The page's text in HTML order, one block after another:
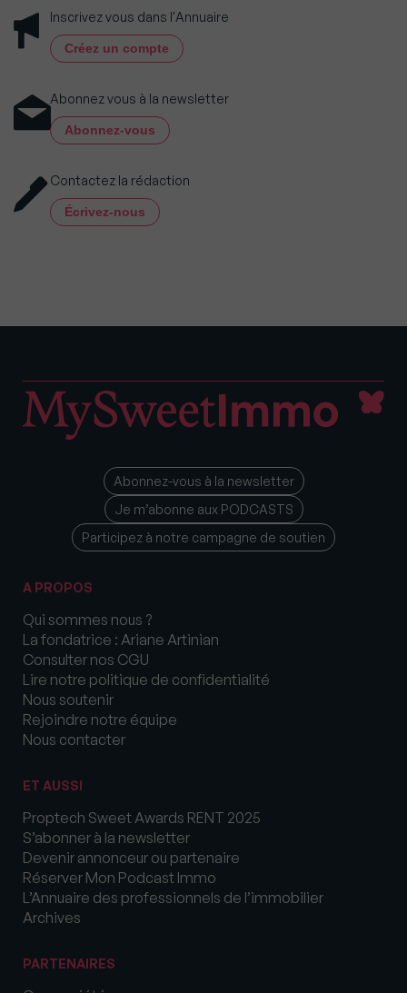
Inscrivez vous dans l'Annuaire
Créez un compte
Abonnez vous à la newsletter
Abonnez-vous
Contactez la rédaction
Écrivez-nous
Abonnez-vous à la newsletter
Je m’abonne aux PODCASTS
Participez à notre campagne de soutien
A PROPOS
Qui sommes nous ?
La fondatrice : Ariane Artinian
Consulter nos CGU
Lire notre politique de confidentialité
Nous soutenir
Rejoindre notre équipe
Nous contacter
ET AUSSI
Proptech Sweet Awards RENT 2025
S’abonner à la newsletter
Devenir annonceur ou partenaire
Réserver Mon Podcast Immo
L’Annuaire des professionnels de l’immobilier
Archives
PARTENAIRES